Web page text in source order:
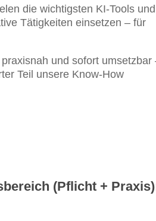
die wichtigsten KI-Tools und
Tätigkeiten einsetzen – für
und sofort umsetzbar
Teil unsere Know-How
(Pflicht +